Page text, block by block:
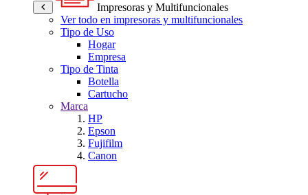
Impresoras y Multifuncionales
Ver todo en impresoras y multifuncionales
Tipo de Uso
Hogar
Empresa
Tipo de Tinta
Botella
Cartucho
Marca
HP
Epson
Fujifilm
Canon